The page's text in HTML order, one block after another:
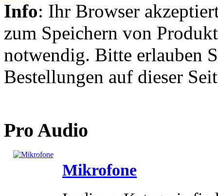
Info: Ihr Browser
zum Speichern von
notwendig. Bitte erlauben
Bestellungen auf dieser
Pro Audio
Mikrofone